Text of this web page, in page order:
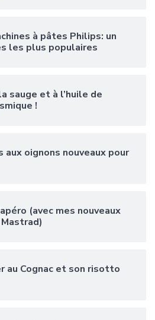
à pâtes Philips: un
les plus populaires
sauge et à l’huile de
!
oignons nouveaux pour
(avec mes nouveaux
au Cognac et son risotto